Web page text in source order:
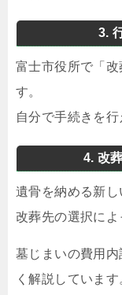
3.
富士市役所で「
す。
自分で手続きを行
4. 改
遺骨を納める新し
改葬先の選択によ
墓じまいの費用
く解説しています